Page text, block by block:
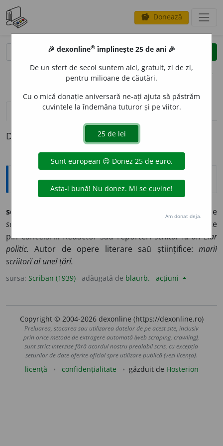
savings Donează
clear
opțiuni
definiții (1) pronunțievolume_up (50)
Definiția cu ID-ul 788172:
Explicative DEX
scriítor, -oáre
de unde
scriitor,
). Copist, cel care scrie acte
pin cancelariĭ. Redactor saŭ reporter:scriitor la un ziar
politic. Autor de opere literare saŭ științifice: mariĭ
scriitorĭ aĭ uneĭ țărĭ.
sursa: Scriban (1939) adăugată de blaurb. acțiuni
Copyright © 2004-2026 dexonline (https://dexonline.ro)
Preluarea, stocarea sau utilizarea datelor de pe acest site, inclusiv
prin orice metode de extragere automată (web scraping, crawling),
sunt strict interzise fără acordul nostru prealabil scris, cu excepția
seturilor de date oferite oficial spre utilizare publică (vezi licența).
licență confidențialitate găzduit de Hosterion
🎉 dexonline® împlinește 25 de ani 🎉
De un sfert de secol suntem aici, gratuit, zi de zi,
pentru milioane de căutări.
Cu o mică donație aniversară ne-ați ajuta să păstrăm
cuvintele la îndemâna tuturor și pe viitor.
Am donat deja.